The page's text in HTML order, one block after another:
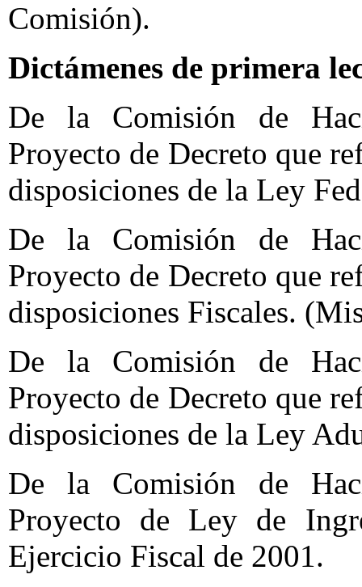
Comisión).
Dictámenes de primera
De la Comisión de
Proyecto de Decreto que
disposiciones de la Ley
De la Comisión de
Proyecto de Decreto que
disposiciones Fiscales.
De la Comisión de
Proyecto de Decreto que
disposiciones de la Ley
De la Comisión de
Proyecto de Ley de
Ejercicio Fiscal de 2001.